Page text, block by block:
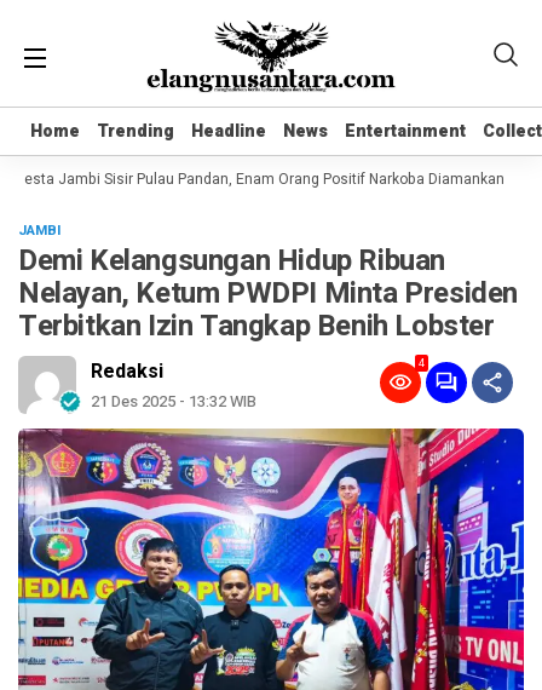
Home Trending Headline News Entertainment
Home Trending Headline News Entertainment
Jambi Sisir Pulau Pandan, Enam Orang Positif Narkoba Diamankan
JAMBI
Demi Kelangsungan Hidup Ribuan
Nelayan, Ketum PWDPI Minta Presiden
Terbitkan Izin Tangkap Benih Lobster
Redaksi
21 Des 2025 - 13:32 WIB
4